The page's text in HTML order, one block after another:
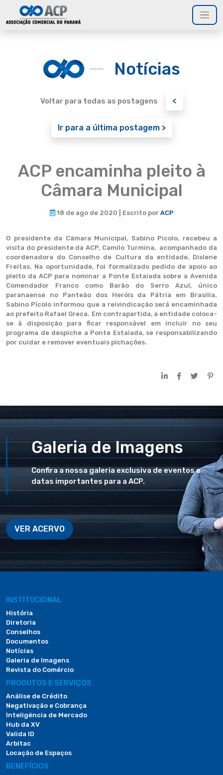
Notícias
Voltar para todas as postagens <
Ir para a última postagem >
ACP encaminha pleito à
Câmara Municipal
18 de ago de 2020 | Escrito por ACP
O presidente da Câmara Municipal, Sabino Picolo, recebeu a
visita do presidente da ACP, Camilo Turmina, acompanhado da
coordenadora do Conselho de Cultura da entidade, Dislene
Freitas. Na oportunidade, foi formalizado pedido de apoio ao
pleito da ACP para nominar a Ponte Estaiada sobre a Avenida
Comendador Franco como Barão do Serro Azul, único
paranaense no Panteão dos Heróis da Pátria em Brasilia.
Sabino Pícolo informou que a reivindicação será encaminhada
ao prefeito Rafael Greca. Em contrapartida, a entidade coloca-
se à disposição para ficar responsável em incluir no seu
programa de despiche a Ponte Estaiada, se responsabilizando
por cuidar e remover eventuais pichações.
Galeria de Imagens
Confira a nossa galeria exclusiva de eventos e
datas importantes para a ACP.
VER ACERVO
INSTITUCIONAL
História
Diretoria
Conselhos
Documentos
Notícias
Galeria de Imagens
Revista do Comércio
PRODUTOS E SERVIÇOS
Análise de Crédito
Negativação e Cobrança
Inteligência de Mercado
Hub da XV
Valida ID
Arbitac
Locação de Espaços
BENEFÍCIOS